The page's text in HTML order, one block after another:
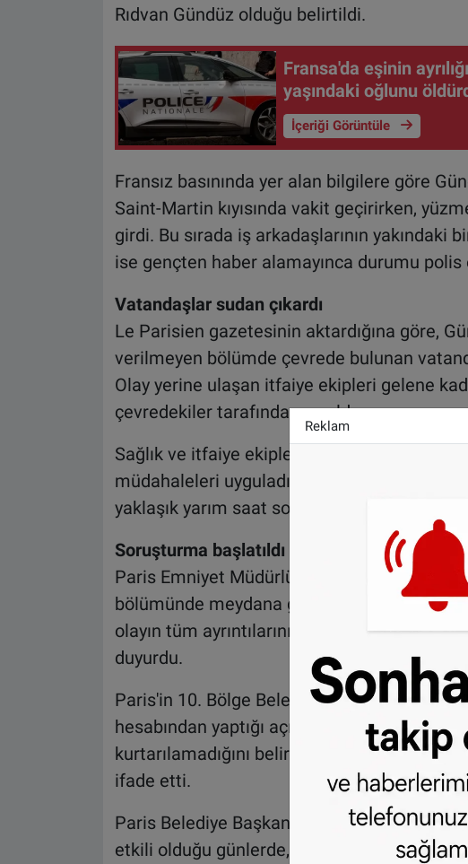
Rıdvan Gündüz olduğu belirtildi.
Fransa'da eşinin
yaşındaki oğlunu
İçeriği Görüntüle
Fransız basınında yer alan bilgilere göre
Saint-Martin kıyısında vakit geçirirken,
girdi. Bu sırada iş arkadaşlarının
ise gençten haber alamayınca durumu
Vatandaşlar sudan çıkardı
Le Parisien gazetesinin aktardığına göre,
verilmeyen bölümde çevrede bulunan
Olay yerine ulaşan itfaiye ekipleri gelene
çevredekiler tarafından yapıldı.
Sağlık ve itfaiye ekipleri, olay yerinde uzun
müdahaleleri uyguladı. Ancak tüm çabalara
yaklaşık yarım saat sonra hayatını kaybetti.
Soruşturma başlatıldı
Paris Emniyet Müdürlüğü, olayın Kanal
bölümünde meydana geldiğini açıkladı.
olayın tüm ayrıntılarının belirlenmesi
duyurdu.
Paris'in 10. Bölge Belediye Başkanı
hesabından yaptığı açıklamada, tüm
kurtarılamadığını belirterek soruşturmanın
ifade etti.
Paris Belediye Başkanı Emmanuel Grégoire
etkili olduğu günlerde, yalnızca belirlenen
Reklam